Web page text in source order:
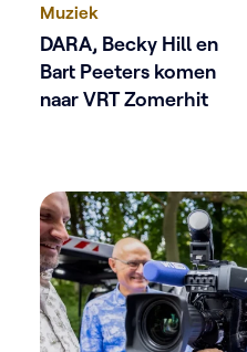
Muziek
DARA, Becky Hill en
Bart Peeters komen
naar VRT Zomerhit